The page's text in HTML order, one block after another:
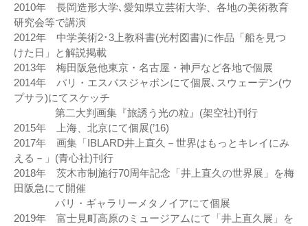
2010年 長岡造形大学､愛知県立芸術大学、各地の美術教育
研究会等で講演
2012年 中学美術2･3上教科書(光村図書)に作品「船を見つ
けた日」と解説掲載
2013年 梅田阪急他東京・名古屋・神戸など各地で個展
2014年 パリ・エスパスジャポンにて個展､スウェーデン(ウ
プサラ)にてスケッチ
第二大判画集『旅誘う光の粒』(架空社)刊行
2015年 上海、北京にて個展(’16)
2017年 画集「IBLARD井上直久－世界はもっとキレイにみ
える－」(青心社)刊行
2018年 茨木市制施行70周年記念「井上直久の世界展」を梅
田阪急にて開催
パリ・ギャラリーメタノイアにて個展
2019年 富士見町高原のミュージアムにて「井上直久展」を